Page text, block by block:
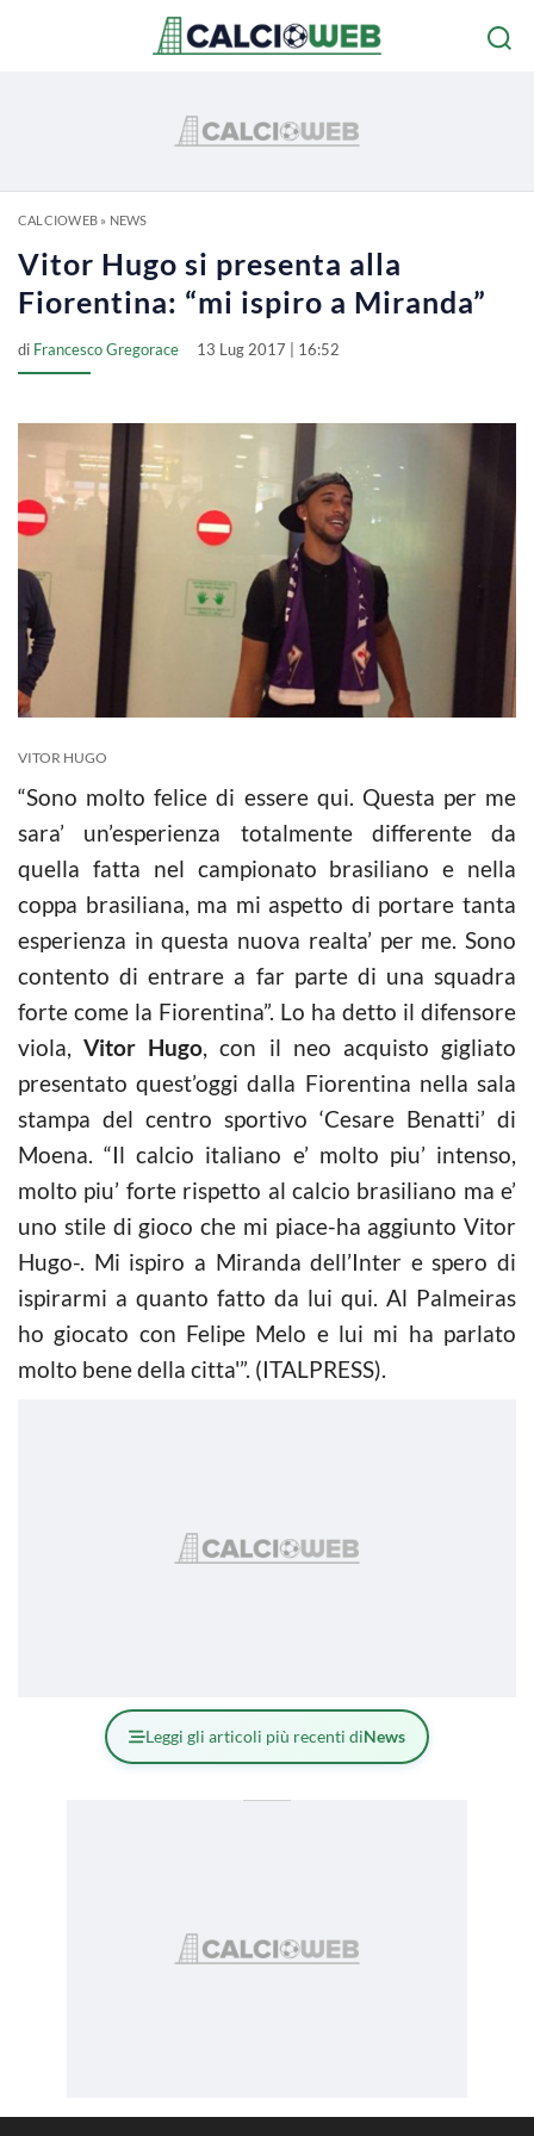
CALCIOWEB» NEWS
Vitor Hugo si presenta alla
Fiorentina: “mi ispiro a Miranda”
di Francesco Gregorace 13 Lug 2017 | 16:52
VITOR HUGO
“Sono molto felice di essere qui. Questa per me
sara’ un’esperienza totalmente differente da
quella fatta nel campionato brasiliano e nella
coppa brasiliana, ma mi aspetto di portare tanta
esperienza in questa nuova realta’ per me. Sono
contento di entrare a far parte di una squadra
forte come la Fiorentina”. Lo ha detto il difensore
viola,Vitor Hugo, con il neo acquisto gigliato
presentato quest’oggi dalla Fiorentina nella sala
stampa del centro sportivo ‘Cesare Benatti’ di
Moena. “Il calcio italiano e’ molto piu’ intenso,
molto piu’ forte rispetto al calcio brasiliano ma e’
uno stile di gioco che mi piace-ha aggiunto Vitor
Hugo-. Mi ispiro a Miranda dell’Inter e spero di
ispirarmi a quanto fatto da lui qui. Al Palmeiras
ho giocato con Felipe Melo e lui mi ha parlato
molto bene della citta'”. (ITALPRESS).
Leggi gli articoli più recenti diNews